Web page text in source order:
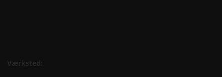
Værksted: